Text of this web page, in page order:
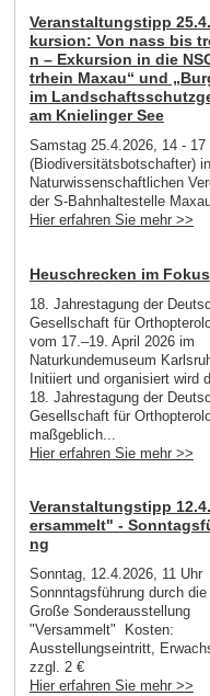
Veranstaltungstipp
kursion: Von nass bis
n – Exkursion in die
trhein Maxau“ und
im
am Knielinger See
Samstag 25.4.2026, 14 -
(Biodiversitätsbotschafter)
Naturwissenschaftlichen
der S-Bahnhaltestelle
Hier erfahren Sie mehr >>
Heuschrecken im Fokus
18. Jahrestagung der
Gesellschaft für
vom 17.–19. April 2026 im
Naturkundemuseum
Initiiert und organisiert wird
18. Jahrestagung der
Gesellschaft für
maßgeblich...
Hier erfahren Sie mehr >>
Veranstaltungstipp
ersammelt" -
ng
Sonntag, 12.4.2026, 11 Uhr
Sonnntagsführung durch die
Große Sonderausstellung
"Versammelt" Kosten:
Ausstellungseintritt,
zzgl. 2 €
Hier erfahren Sie mehr >>